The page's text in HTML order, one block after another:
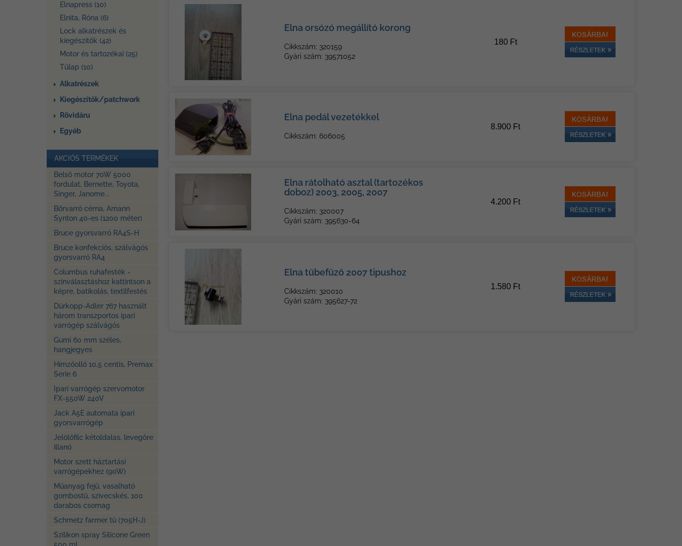
Elnapress (10)
Elnita, Róna (6)
Lock alkatrészek és
kiegészítők (42)
Motor és tartozékai (25)
Tűlap (10)
Alkatrészek
Kiegészítők/patchwork
Rövidáru
Egyéb
AKCIÓS TERMÉKEK
Belső motor 70W 5000
fordulat, Bernette, Toyota,
Singer, Janome...
Bőrvarró cérna, Amann
Synton 40-es (1200 méter)
Bruce gyorsvarró RA4S-H
Bruce konfekciós, szálvágós
gyorsvarró RA4
Columbus ruhafesték -
színválasztáshoz kattintson a
képre, batikolás, textilfestés
Dürkopp-Adler 767 használt
három transzportos ipari
varrógép szálvágós
Gumi 60 mm széles,
hangjegyes
Hímzőolló 10,5 centis, Premax
Serie 6
Ipari varrógép szervomotor
FX-550W 240V
Jack A5E automata ipari
gyorsvarrógép
Jelölőfilc kétoldalas, levegőre
illanó
Motor szett háztartási
varrógépekhez (90W)
Műanyag fejű, vasalható
gombostű, szivecskés, 100
darabos csomag
Schmetz farmer tű (705H-J)
Szilikon spray Silicone Green
Elna orsózó megállító korong
Cikkszám: 320159
Gyári szám: 39571052
180 Ft
Elna pedál vezetékkel
Cikkszám: 606005
8.900 Ft
Elna rátolható asztal (tartozékos
doboz) 2003, 2005, 2007
Cikkszám: 320007
Gyári szám: 395630-64
4.200 Ft
Elna tűbefűző 2007 tipushoz
Cikkszám: 320010
Gyári szám: 395627-72
1.580 Ft